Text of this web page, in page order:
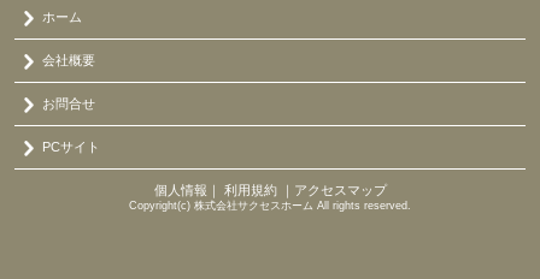
ホーム
会社概要
お問合せ
PCサイト
個人情報 ｜ 利用規約｜ アクセスマップ
Copyright(c) 株式会社サクセスホーム All rights reserved.